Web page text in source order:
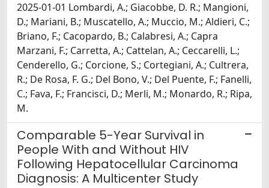
2025-01-01 Lombardi, A.; Giacobbe, D. R.; Mangioni,
D.; Mariani, B.; Muscatello, A.; Muccio, M.; Aldieri, C.;
Briano, F.; Cacopardo, B.; Calabresi, A.; Capra
Marzani, F.; Carretta, A.; Cattelan, A.; Ceccarelli, L.;
Cenderello, G.; Corcione, S.; Cortegiani, A.; Cultrera,
R.; De Rosa, F. G.; Del Bono, V.; Del Puente, F.; Fanelli,
C.; Fava, F.; Francisci, D.; Merli, M.; Monardo, R.; Ripa,
M.
Comparable 5-Year Survival in
People With and Without HIV
Following Hepatocellular Carcinoma
Diagnosis: A Multicenter Study